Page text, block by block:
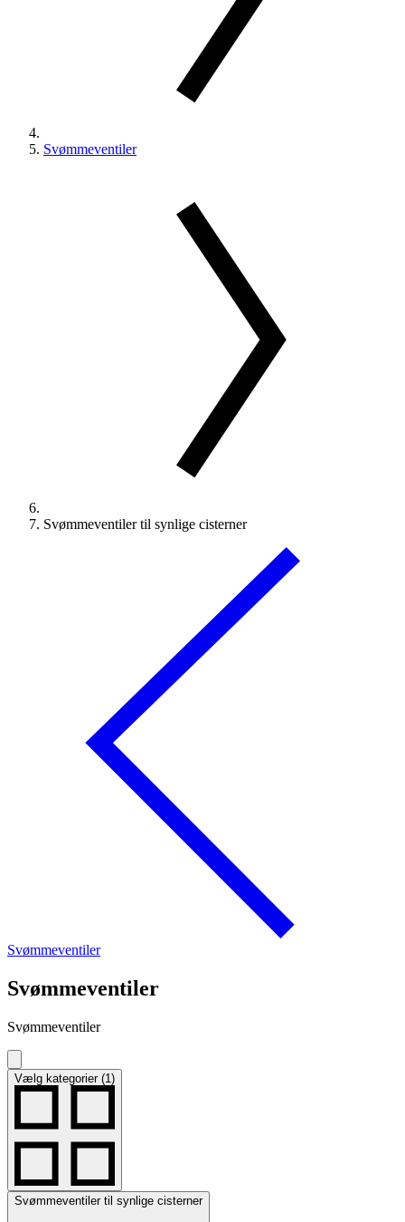
Svømmeventiler
Svømmeventiler til synlige cisterner
Svømmeventiler
Svømmeventiler
Svømmeventiler
Vælg kategorier (1)
Svømmeventiler til synlige cisterner